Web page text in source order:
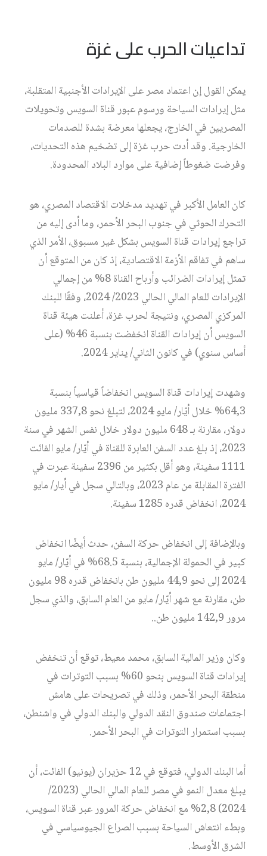
تداعيات الحرب على غزة
يمكن القول إن اعتماد مصر على الإيرادات الأجنبية المتقلبة،
مثل إيرادات السياحة ورسوم عبور قناة السويس وتحويلات
المصريين في الخارج، يجعلها معرضة بشدة للصدمات
الخارجية. وقد أدت حرب غزة إلى تضخيم هذه التحديات،
وفرضت ضغوطاً إضافية على موارد البلاد المحدودة.
كان العامل الأكبر في تهديد مدخلات الاقتصاد المصري، هو
التحرك الحوثي في جنوب البحر الأحمر، وما أدى إليه من
تراجع إيرادات قناة السويس بشكل غير مسبوق، الأمر الذي
ساهم في تفاقم الأزمة الاقتصادية، إذ كان من المتوقع أن
تمثل إيرادات الضرائب وأرباح القناة 8% من إجمالي
الإيرادات للعام المالي الحالي 2023/ 2024، وفقًا للبنك
المركزي المصري، ونتيجة لحرب غزة، أعلنت هيئة قناة
السويس أن إيرادات القناة انخفضت بنسبة 46% (على
أساس سنوي) في كانون الثاني/ يناير 2024.
وشهدت إيرادات قناة السويس انخفاضاً قياسياً بنسبة
64,3% خلال أيّار/ مايو 2024، لتبلغ نحو 337,8 مليون
دولار، مقارنة بـ 648 مليون دولار خلال نفس الشهر في سنة
2023، إذ بلغ عدد السفن العابرة للقناة في أيّار/ مايو الفائت
1111 سفينة، وهو أقل بكثير من 2396 سفينة عبرت في
الفترة المقابلة من عام 2023، وبالتالي سجل في أيار/ مايو
2024، انخفاض قدره 1285 سفينة.
وبالإضافة إلى انخفاض حركة السفن، حدث أيضًا انخفاض
كبير في الحمولة الإجمالية، بنسبة 68.5% في أيّار/ مايو
2024 إلى نحو 44,9 مليون طن بانخفاض قدره 98 مليون
طن، مقارنة مع شهر أيّار/ مايو من العام السابق، والذي سجل
مرور 142,9 مليون طن..
وكان وزير المالية السابق، محمد معيط، توقع أن تنخفض
إيرادات قناة السويس بنحو 60% بسبب التوترات في
منطقة البحر الأحمر، وذلك في تصريحات على هامش
اجتماعات صندوق النقد الدولي والبنك الدولي في واشنطن،
بسبب استمرار التوترات في البحر الأحمر.
أما البنك الدولي، فتوقع في 12 حزيران (يونيو) الفائت، أن
يبلغ معدل النمو في مصر للعام المالي الحالي (2023/
2024) 2,8% مع انخفاض حركة المرور عبر قناة السويس،
وبطء انتعاش السياحة بسبب الصراع الجيوسياسي في
الشرق الأوسط.